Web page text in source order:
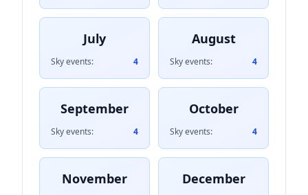
July
Sky events: 4
August
Sky events: 4
September
Sky events: 4
October
Sky events: 4
November December